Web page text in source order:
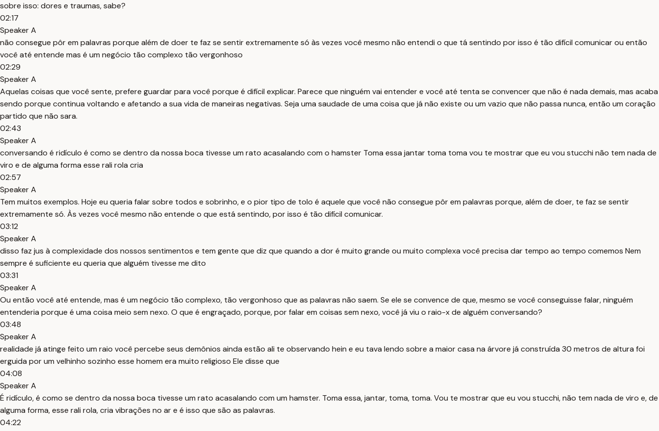
sobre isso: dores e traumas, sabe?
02:17
Speaker A
não consegue pôr em palavras porque além de doer te faz se sentir extremamente só às vezes você mesmo não entendi o que tá sentindo por isso é tão difícil comunicar ou então
você até entende mas é um negócio tão complexo tão vergonhoso
02:29
Speaker A
Aquelas coisas que você sente, prefere guardar para você porque é difícil explicar. Parece que ninguém vai entender e você até tenta se convencer que não é nada demais, mas acaba
sendo porque continua voltando e afetando a sua vida de maneiras negativas. Seja uma saudade de uma coisa que já não existe ou um vazio que não passa nunca, então um coração
partido que não sara.
02:43
Speaker A
conversando é ridículo é como se dentro da nossa boca tivesse um rato acasalando com o hamster Toma essa jantar toma toma vou te mostrar que eu vou stucchi não tem nada de
viro e de alguma forma esse rali rola cria
02:57
Speaker A
Tem muitos exemplos. Hoje eu queria falar sobre todos e sobrinho, e o pior tipo de tolo é aquele que você não consegue pôr em palavras porque, além de doer, te faz se sentir
extremamente só. Às vezes você mesmo não entende o que está sentindo, por isso é tão difícil comunicar.
03:12
Speaker A
disso faz jus à complexidade dos nossos sentimentos e tem gente que diz que quando a dor é muito grande ou muito complexa você precisa dar tempo ao tempo comemos Nem
sempre é suficiente eu queria que alguém tivesse me dito
03:31
Speaker A
Ou então você até entende, mas é um negócio tão complexo, tão vergonhoso que as palavras não saem. Se ele se convence de que, mesmo se você conseguisse falar, ninguém
entenderia porque é uma coisa meio sem nexo. O que é engraçado, porque, por falar em coisas sem nexo, você já viu o raio-x de alguém conversando?
03:48
Speaker A
realidade já atinge feito um raio você percebe seus demônios ainda estão ali te observando hein e eu tava lendo sobre a maior casa na árvore já construída 30 metros de altura foi
erguida por um velhinho sozinho esse homem era muito religioso Ele disse que
04:08
Speaker A
É ridículo, é como se dentro da nossa boca tivesse um rato acasalando com um hamster. Toma essa, jantar, toma, toma. Vou te mostrar que eu vou stucchi, não tem nada de viro e, de
alguma forma, esse rali rola, cria vibrações no ar e é isso que são as palavras.
04:22